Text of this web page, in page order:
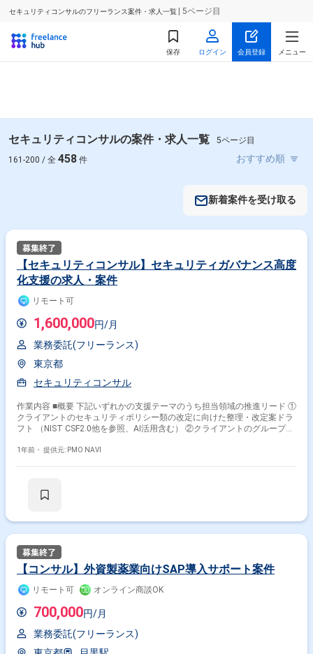
セキュリティコンサルのフリーランス案件・求人一覧 | 5ページ目
保存 ログイン 会員登録 メニュー
セキュリティコンサルの案件・求人一覧
5ページ目
161-200 / 全 458 件
新着案件を受け取る
【セキュリティコンサル】セキュリティガバナンス高度
化支援の求人・案件
リモート可
1,600,000円/月
業務委託(フリーランス)
東京都
セキュリティコンサル
作業内容 ■概要 下記いずれかの支援テーマのうち担当領域の推進リード ①
クライアントのセキュリティポリシー類の改定に向けた整理・改定案ドラ
フト （NIST CSF2.0他を参照、AI活用含む） ②クライアントのグループ会
キュリティガバナンス高度化支援
1年前・ 提供元: PMO NAVI
【コンサル】外資製薬業向けSAP導入サポート案件
リモート可 オンライン商談OK
700,000円/月
業務委託(フリーランス)